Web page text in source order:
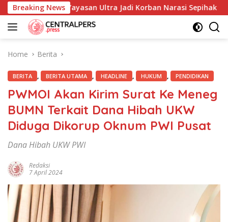
Skip
to
content
Breaking News
dan Yayasan Ultra Jadi Korban Narasi Sepihak
Home Berita
BERITA , BERITA UTAMA , HEADLINE , HUKUM , PENDIDIKAN
PWMOI Akan Kirim Surat Ke Meneg
BUMN Terkait Dana Hibah UKW
Diduga Dikorup Oknum PWI Pusat
Dana Hibah UKW PWI
Redaksi
7 April 2024